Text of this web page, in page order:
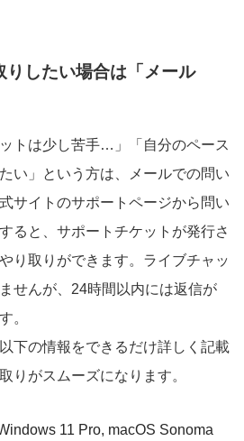
りしたい場合は「メール
トは少し苦手…」「自分のペース
い」という方は、メールでの問い
サイトのサポートページから問い
ると、サポートチケットが発行さ
り取りができます。ライブチャッ
せんが、24時間以内には返信が
。
下の情報をできるだけ詳しく記載
りがスムーズになります。
11 Pro, macOS Sonoma